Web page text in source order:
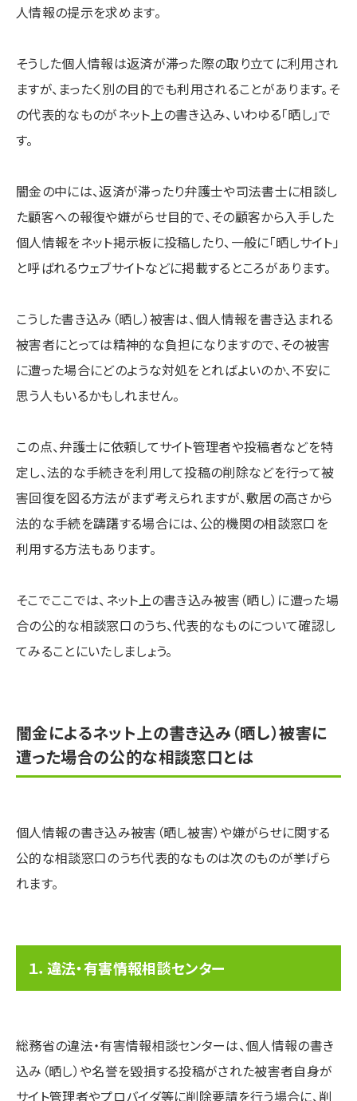
人情報の提示を求めます。
そうした個人情報は返済が滞った際の取り立てに利用され
ますが、まったく別の目的でも利用されることがあります。そ
の代表的なものがネット上の書き込み、いわゆる「晒し」で
す。
闇金の中には、返済が滞ったり弁護士や司法書士に相談し
た顧客への報復や嫌がらせ目的で、その顧客から入手した
個人情報をネット掲示板に投稿したり、一般に「晒しサイト」
と呼ばれるウェブサイトなどに掲載するところがあります。
こうした書き込み（晒し）被害は、個人情報を書き込まれる
被害者にとっては精神的な負担になりますので、その被害
に遭った場合にどのような対処をとればよいのか、不安に
思う人もいるかもしれません。
この点、弁護士に依頼してサイト管理者や投稿者などを特
定し、法的な手続きを利用して投稿の削除などを行って被
害回復を図る方法がまず考えられますが、敷居の高さから
法的な手続を躊躇する場合には、公的機関の相談窓口を
利用する方法もあります。
そこでここでは、ネット上の書き込み被害（晒し）に遭った場
合の公的な相談窓口のうち、代表的なものについて確認し
てみることにいたしましょう。
闇金によるネット上の書き込み（晒し）被害に
遭った場合の公的な相談窓口とは
個人情報の書き込み被害（晒し被害）や嫌がらせに関する
公的な相談窓口のうち代表的なものは次のものが挙げら
れます。
１．違法・有害情報相談センター
総務省の違法・有害情報相談センターは、個人情報の書き
込み（晒し）や名誉を毀損する投稿がされた被害者自身が
サイト管理者やプロバイダ等に削除要請を行う場合に、削